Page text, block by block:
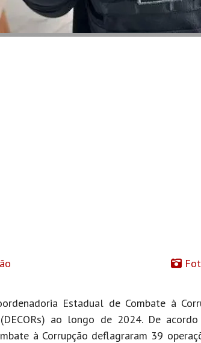
Estadual de Combate à
ao longo de 2024. De
à Corrupção deflagraram 39